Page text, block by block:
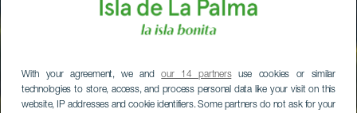
With your agreement, we andour 14 partnersuse cookies or similar
technologies to store, access, and process personal data like your visit on this
website, IP addresses and cookie identifiers. Some partners do not ask for your